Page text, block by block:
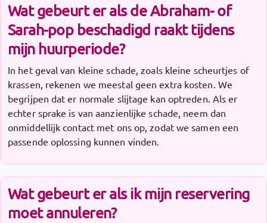
Wat gebeurt er als de Abraham- of
Sarah-pop beschadigd raakt tijdens
mijn huurperiode?
In het geval van kleine schade, zoals kleine scheurtjes of
krassen, rekenen we meestal geen extra kosten. We
begrijpen dat er normale slijtage kan optreden. Als er
echter sprake is van aanzienlijke schade, neem dan
onmiddellijk contact met ons op, zodat we samen een
passende oplossing kunnen vinden.
Wat gebeurt er als ik mijn reservering
moet annuleren?